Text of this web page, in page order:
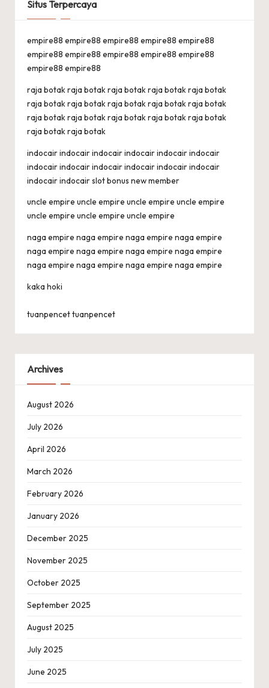
Situs Terpercaya
empire88 empire88 empire88 empire88 empire88
empire88 empire88 empire88 empire88 empire88
empire88 empire88
raja botakraja botakraja botakraja botakraja botak
raja botakraja botakraja botakraja botakraja botak
raja botakraja botakraja botakraja botakraja botak
raja botakraja botak
indocairindocairindocairindocairindocairindocair
indocairindocairindocairindocairindocairindocair
indocairindocairslot bonus new member
uncle empire uncle empire uncle empire uncle empire
uncle empire uncle empire uncle empire
naga empire naga empire naga empire naga empire
naga empire naga empire naga empire naga empire
naga empire naga empire naga empire naga empire
kaka hoki
tuanpencettuanpencet
Archives
August 2026
July 2026
April 2026
March 2026
February 2026
January 2026
December 2025
November 2025
October 2025
September 2025
August 2025
July 2025
June 2025